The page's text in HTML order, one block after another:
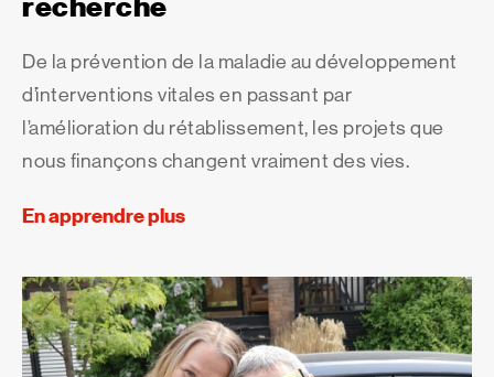
De la prévention de la maladie au développement
d’interventions vitales en passant par
l’amélioration du rétablissement, les projets que
nous finançons changent vraiment des vies.
En apprendre plus